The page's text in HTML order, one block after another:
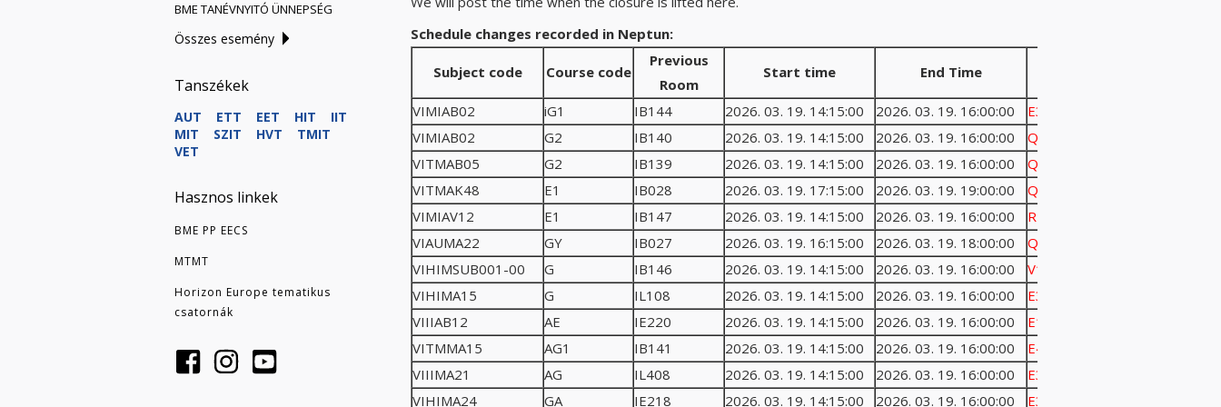
BME TANÉVNYITÓ ÜNNEPSÉG
Összes esemény
Tanszékek
AUT ETT EET HIT
IIT
MIT
SZIT HVT
TMIT
VET
Hasznos linkek
BME PP EECS
MTMT
Horizon Europe tematikus
csatornák
Schedule changes recorded in Neptun:
Subject code Course code
Previous
Room
Start time End Time
VIMIAB02 iG1 IB144 2026. 03. 19. 14:15:00 2026. 03. 19. 16:00:00
E305c
VIMIAB02
G2 IB140 2026. 03. 19. 14:15:00 2026. 03. 19. 16:00:00
QBF09
VITMAB05
G2 IB139 2026. 03. 19. 14:15:00 2026. 03. 19. 16:00:00
QBF11
VITMAK48
E1 IB028 2026. 03. 19. 17:15:00 2026. 03. 19. 19:00:00
Q-I
VIMIAV12
E1 IB147 2026. 03. 19. 14:15:00 2026. 03. 19. 16:00:00
R504
VIAUMA22
GY IB027 2026. 03. 19. 16:15:00 2026. 03. 19. 18:00:00
QBF11
VIHIMSUB001-00
G IB146 2026. 03. 19. 14:15:00 2026. 03. 19. 16:00:00
V1103
VIHIMA15
G IL108 2026. 03. 19. 14:15:00 2026. 03. 19. 16:00:00
E306ab
VIIIAB12
AE IE220 2026. 03. 19. 14:15:00 2026. 03. 19. 16:00:00
E1C
VITMMA15
AG1 IB141 2026. 03. 19. 14:15:00 2026. 03. 19. 16:00:00
E402
VIIIMA21
AG IL408 2026. 03. 19. 14:15:00 2026. 03. 19. 16:00:00
E301
VIHIMA24
GA IE218 2026. 03. 19. 14:15:00 2026. 03. 19. 16:00:00 E304